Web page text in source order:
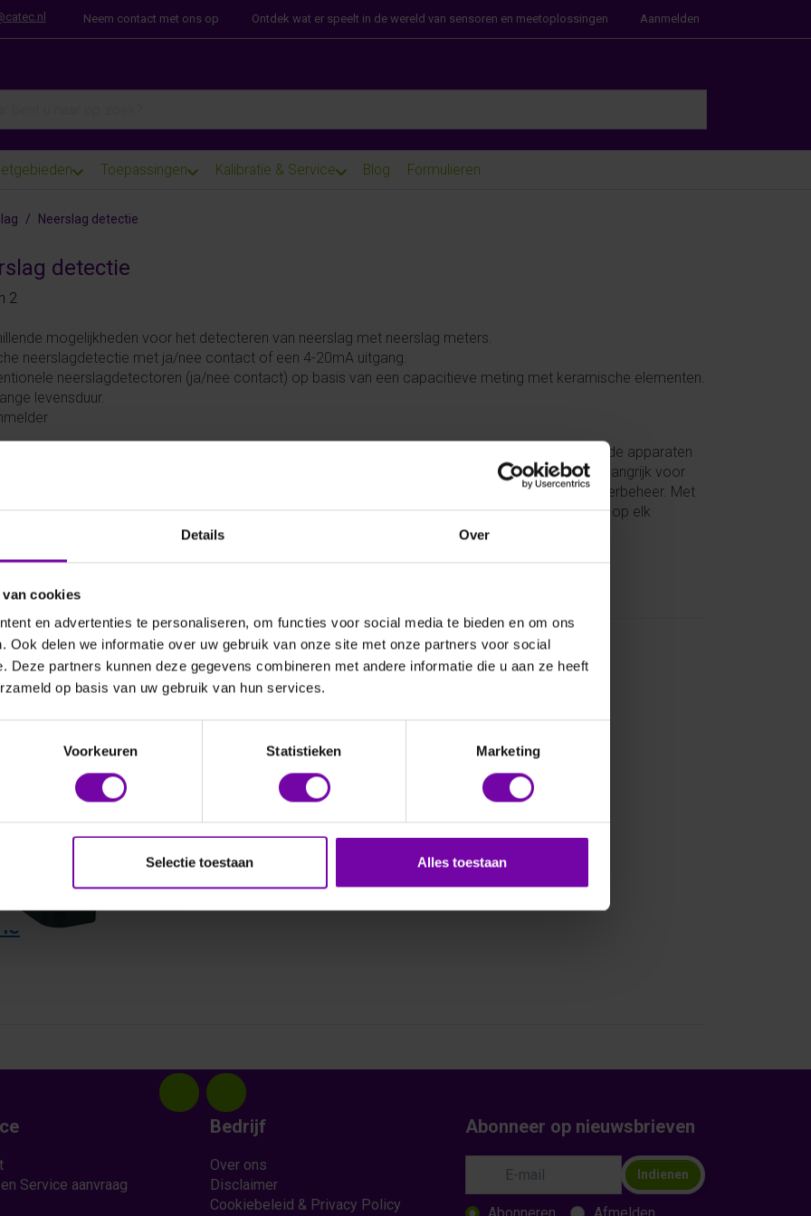
Details Over
cookies
en advertenties te personaliseren, om functies voor social media te bieden en om ons
Ook delen we informatie over uw gebruik van onze site met onze partners voor social
Deze partners kunnen deze gegevens combineren met andere informatie die u aan ze heeft
op basis van uw gebruik van hun services.
Voorkeuren Statistieken Marketing
Selectie toestaan Alles toestaan
Neem contact met ons op Ontdek wat er speelt in de wereld van sensoren en meetoplossingen Aanmelden
Toepassingen Kalibratie & Service Blog Formulieren
Neerslag detectie
detectie
2
mogelijkheden voor het detecteren van neerslag met neerslag meters.
neerslagdetectie met ja/nee contact of een 4-20mA uitgang.
neerslagdetectoren (ja/nee contact) op basis van een capacitieve meting met keramische elementen.
levensduur.
belangrijk instrument in de wereld van neerslagdetectie is de regenmelder. Deze geavanceerde apparaten
om de aanwezigheid van regen snel en nauwkeurig te detecteren. Regenmelders zijn belangrijk voor
zoals irrigatiesystemen in de landbouw, weervoorspellingsmodellen en stedelijk waterbeheer. Met
voor zelfs de lichtste regendruppels, bieden regenmelders een waardevolle aanvulling op elk
dat afhankelijk is van nauwkeurige en real-time neerslaggegevens.
THIES
5.4106.00.100
Keramische regenmelder,
Service aanvraag
Bedrijf
Over ons
Disclaimer
Cookiebeleid & Privacy Policy
Abonneer op nieuwsbrieven
Indienen